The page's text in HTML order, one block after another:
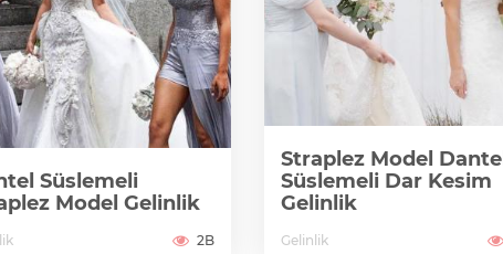
Süslemeli
Model Gelinlik
2B
Straplez Model Dantel
Süslemeli Dar Kesim
Gelinlik
Gelinlik